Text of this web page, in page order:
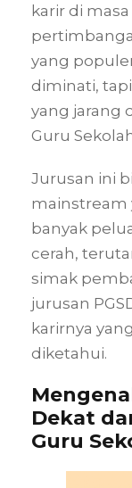
karir di
yang
diminati,
yang jarang
Guru
Jurusan ini
mainstream
banyak
cerah,
simak
jurusan
karirnya
diketahui.
Dekat
Guru